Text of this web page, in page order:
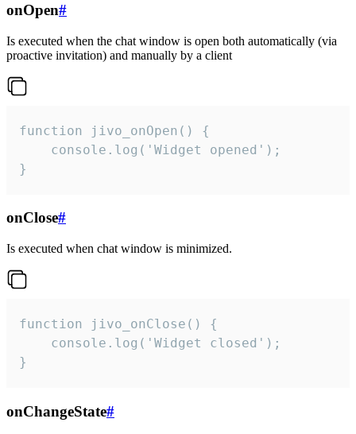
onOpen#
Is executed when the chat window is open both automatically (via
proactive invitation) and manually by a client
function jivo_onOpen() {
    console.log('Widget opened');
}
onClose#
Is executed when chat window is minimized.
function jivo_onClose() {
    console.log('Widget closed');
}
onChangeState#